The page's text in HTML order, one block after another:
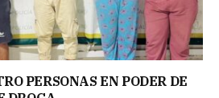
PERSONAS EN PODER DE